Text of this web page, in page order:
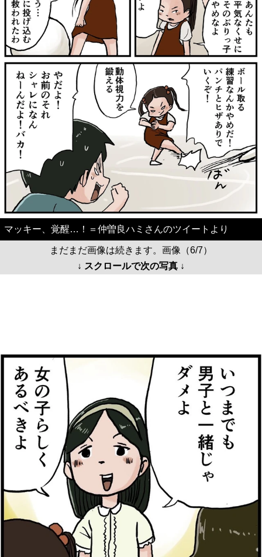
マッキー、覚醒…！＝仲曽良ハミさんのツイートより
まだまだ画像は続きます。画像（6/7）
↓ スクロールで次の写真 ↓